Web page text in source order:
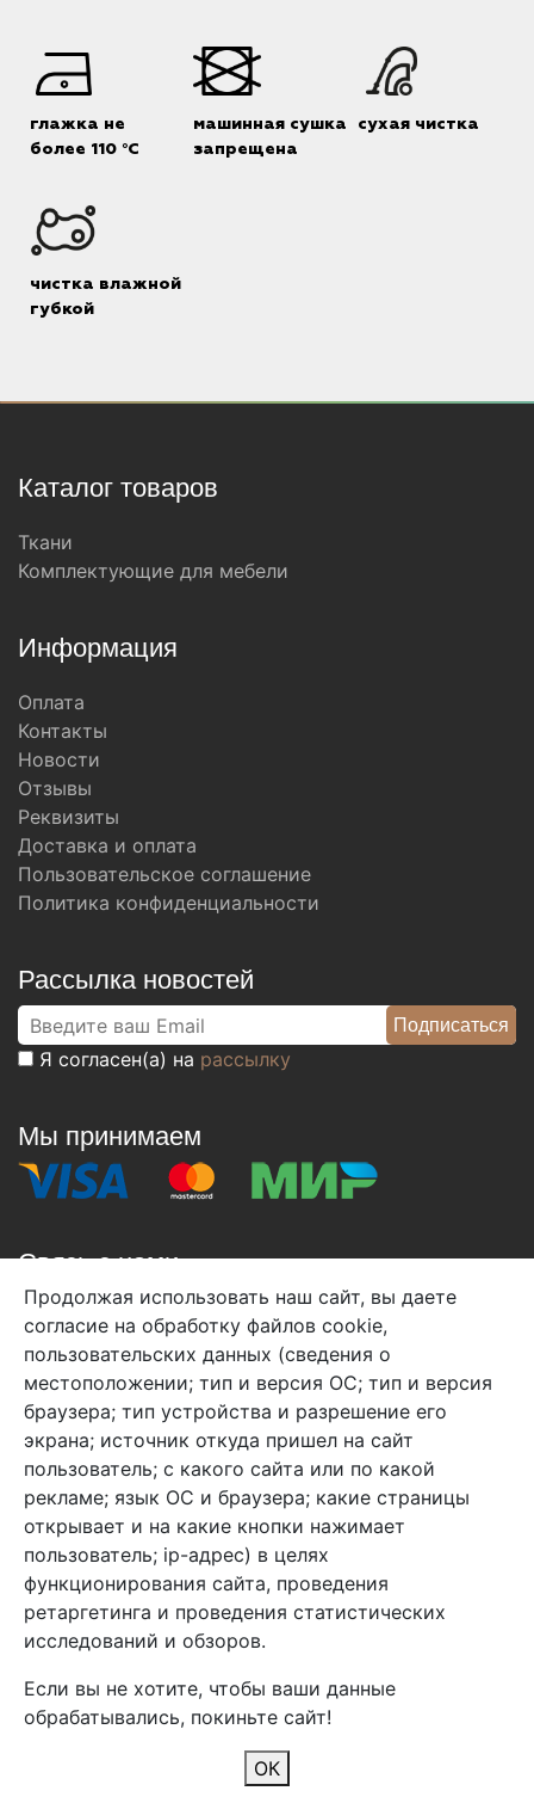
глажка не
более 110 °C
машинная сушка
запрещена
сухая чистка
чистка влажной
губкой
Каталог товаров
Ткани
Комплектующие для мебели
Информация
Оплата
Контакты
Новости
Отзывы
Реквизиты
Доставка и оплата
Пользовательское соглашение
Политика конфиденциальности
Рассылка новостей
Я согласен(а) на рассылку
Мы принимаем
Связь с нами
+7 (495) 933-38-08
info@arben-textile.ru- оптовые продажи
Арбен текстиль г. Щелково, пер.
1-й Советский д.25, владение 2.
Мы в соц. сетях
Продолжая использовать наш сайт, вы даете
согласие на обработку файлов cookie,
пользовательских данных (сведения о
местоположении; тип и версия ОС; тип и версия
браузера; тип устройства и разрешение его
экрана; источник откуда пришел на сайт
пользователь; с какого сайта или по какой
рекламе; язык ОС и браузера; какие страницы
открывает и на какие кнопки нажимает
пользователь; ip-адрес) в целях
функционирования сайта, проведения
ретаргетинга и проведения статистических
исследований и обзоров.
Если вы не хотите, чтобы ваши данные
обрабатывались, покиньте сайт!
ОК